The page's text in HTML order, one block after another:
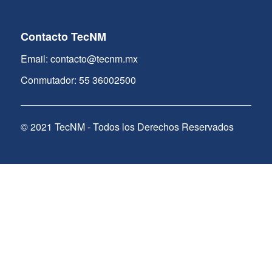
Contacto TecNM
Email: contacto@tecnm.mx
Conmutador: 55 36002500
© 2021 TecNM - Todos los Derechos Reservados